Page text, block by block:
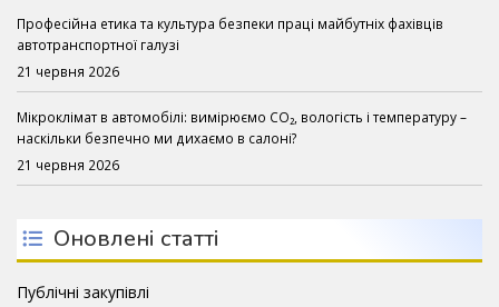
Професійна етика та культура безпеки праці майбутніх фахівців
автотранспортної галузі
21 червня 2026
Мікроклімат в автомобілі: вимірюємо CO₂, вологість і температуру –
наскільки безпечно ми дихаємо в салоні?
21 червня 2026
Оновлені статті
Публічні закупівлі